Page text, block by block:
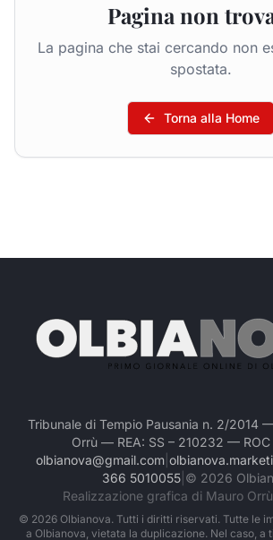
Pagina non
La pagina che stai cercando non
spostata.
Torna alla Home
Tribunale di Tempio Pausania n. 2/2014
Orrù — REA: SS – 210232 —
olbianova@gmail.com
366 5010055| © 2026
Realizzazione grafica di Mauro
© 2026Olbianova. Tutti i diritti riservati. Tutte le
a Olbianova, vietata la duplicazione. Nel caso, a